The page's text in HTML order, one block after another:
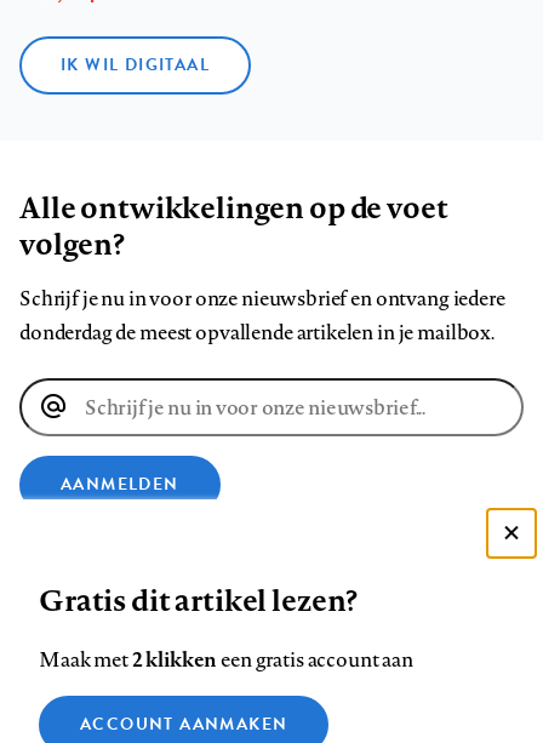
IK WIL DIGITAAL
Alle ontwikkelingen op de voet
volgen?
Schrijf je nu in voor onze nieuwsbrief en ontvang iedere
donderdag de meest opvallende artikelen in je mailbox.
E-
mailadres
AANMELDEN
op
op
op
ons
op
Contact Colofon Disclaimer Privacy
Zie onze cookie policy
Gratis dit artikel lezen?
Maak met2 klikkeneen gratis account aan
ACCOUNT AANMAKEN